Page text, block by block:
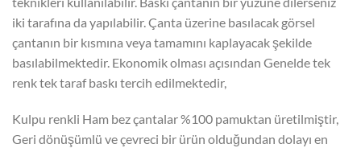
iki tarafına da yapılabilir. Çanta üzerine basılacak görsel
çantanın bir kısmına veya tamamını kaplayacak şekilde
basılabilmektedir. Ekonomik olması açısından Genelde tek
renk tek taraf baskı tercih edilmektedir,
Kulpu renkli Ham bez çantalar %100 pamuktan üretilmiştir,
Geri dönüşümlü ve çevreci bir ürün olduğundan dolayı en